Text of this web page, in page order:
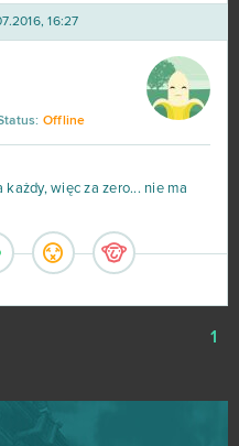
16:27
Offline
więc za zero... nie ma
1